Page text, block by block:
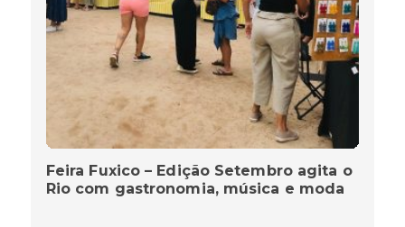
Feira Fuxico – Edição Setembro agita o
Rio com gastronomia, música e moda